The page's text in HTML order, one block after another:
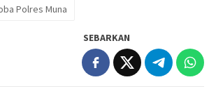
Polres Muna
SEBARKAN